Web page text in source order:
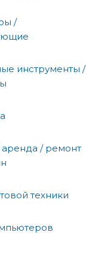
/
инструменты /
/ ремонт
техники